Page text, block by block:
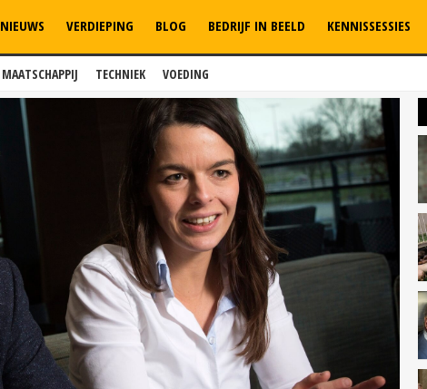
MAATSCHAPPIJ TECHNIEK VOEDING
NIEUWS VERDIEPING BLOG BEDRIJF IN BEELD KENNISSESSIES